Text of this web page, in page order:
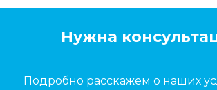
Нужна
Подробно расскажем о наших